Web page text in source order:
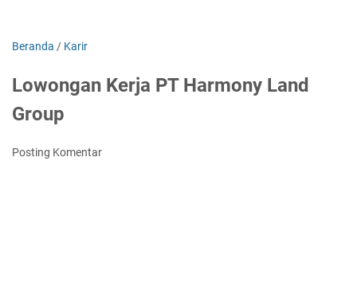
Beranda / Karir
Lowongan Kerja PT Harmony Land
Group
Posting Komentar